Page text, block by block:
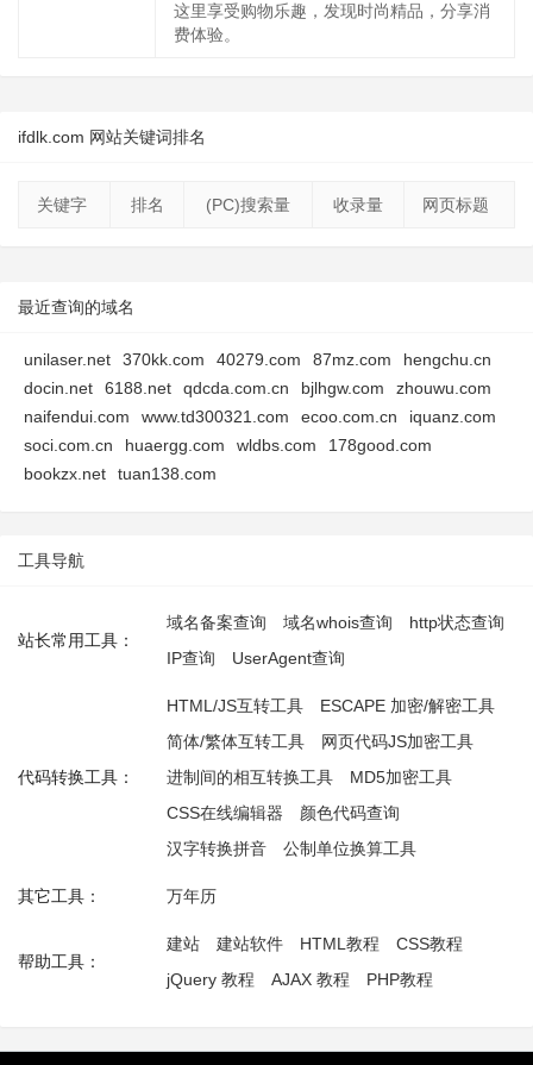
这里享受购物乐趣，发现时尚精品，分享消
费体验。
ifdlk.com 网站关键词排名
关键字 排名 (PC)搜索量 收录量 网页标题
最近查询的域名
unilaser.net 370kk.com 40279.com 87mz.com
hengchu.cn
docin.net
6188.net qdcda.com.cn bjlhgw.com
zhouwu.com
naifendui.com
www.td300321.com ecoo.com.cn
iquanz.com
soci.com.cn
huaergg.com wldbs.com
178good.com
bookzx.net
tuan138.com
工具导航
站长常用工具：
域名备案查询 域名whois查询
http状态查询
IP查询
UserAgent查询
代码转换工具：
HTML/JS互转工具
ESCAPE 加密/解密工具
简体/繁体互转工具
网页代码JS加密工具
进制间的相互转换工具
MD5加密工具
CSS在线编辑器
颜色代码查询
汉字转换拼音
公制单位换算工具
其它工具： 万年历
帮助工具：
建站 建站软件 HTML教程
CSS教程
jQuery 教程
AJAX 教程 PHP教程